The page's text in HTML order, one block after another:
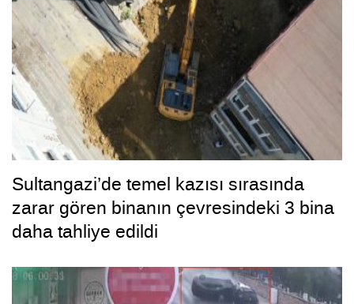
Sultangazi’de temel kazısı sırasında
zarar gören binanın çevresindeki 3 bina
daha tahliye edildi